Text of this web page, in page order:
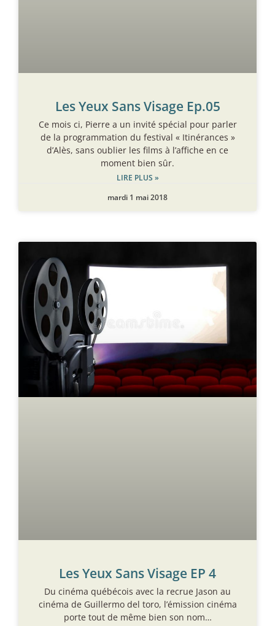
Les Yeux Sans Visage Ep.05
Ce mois ci, Pierre a un invité spécial pour parler
de la programmation du festival « Itinérances »
d’Alès, sans oublier les films à l’affiche en ce
moment bien sûr.
LIRE PLUS »
mardi 1 mai 2018
Les Yeux Sans Visage EP 4
Du cinéma québécois avec la recrue Jason au
cinéma de Guillermo del toro, l’émission cinéma
porte tout de même bien son nom…